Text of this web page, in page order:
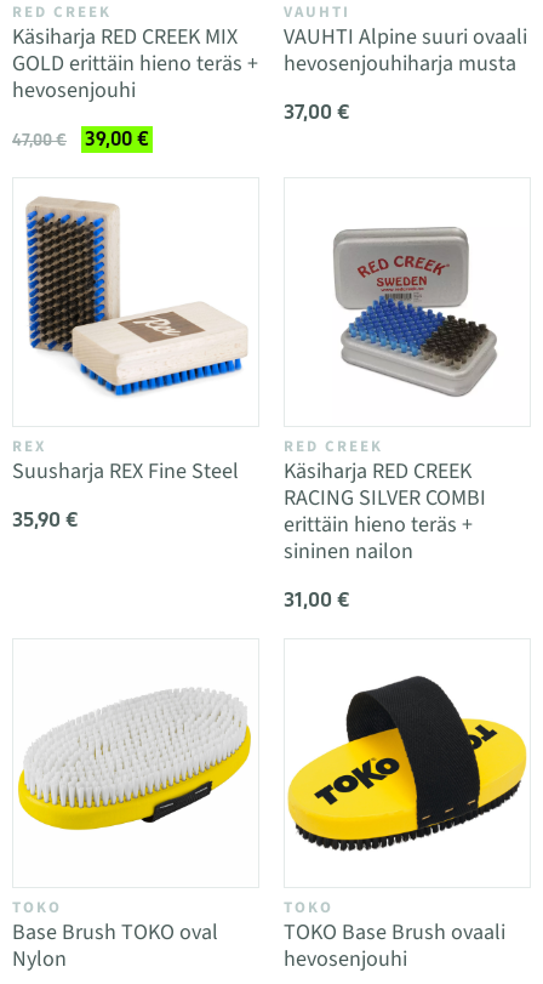
RED CREEK
Käsiharja RED CREEK MIX
GOLD erittäin hieno teräs +
hevosenjouhi
47,00 € 39,00 €
VAUHTI
VAUHTI Alpine suuri ovaali
hevosenjouhiharja musta
37,00 €
REX
Suusharja REX Fine Steel
35,90 €
RED CREEK
Käsiharja RED CREEK
RACING SILVER COMBI
erittäin hieno teräs +
sininen nailon
31,00 €
TOKO
Base Brush TOKO oval
Nylon
TOKO
TOKO Base Brush ovaali
hevosenjouhi